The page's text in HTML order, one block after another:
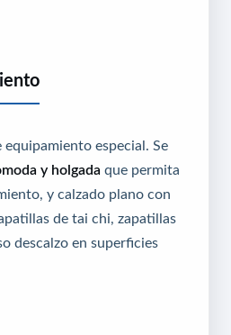
especial. Se
y holgada que permita
y calzado plano con
de tai chi, zapatillas
descalzo en superficies